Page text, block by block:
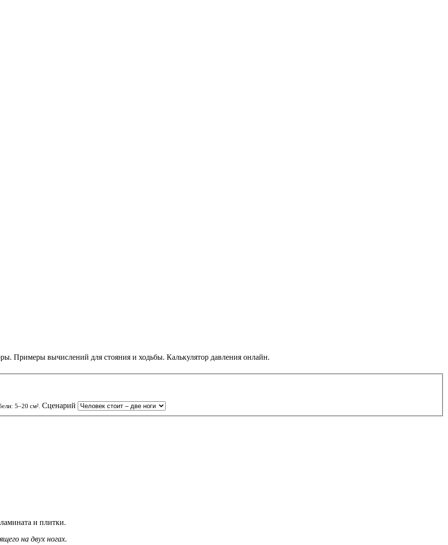
Примеры вычислений для стояния и ходьбы. Калькулятор давления онлайн.
5–20 см². Сценарий
и плитки.
на двух ногах.